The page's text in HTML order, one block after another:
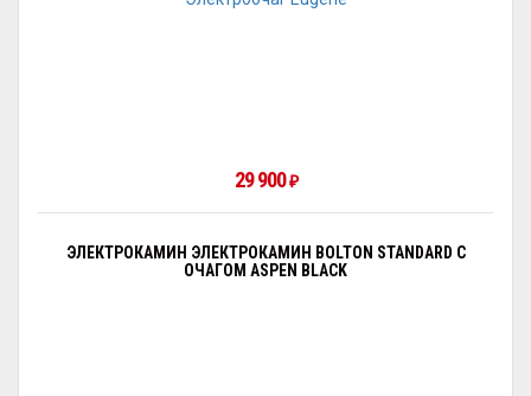
29 900 ₽
ЭЛЕКТРОКАМИН ЭЛЕКТРОКАМИН BOLTON STANDARD С
ОЧАГОМ АSPEN BLACK